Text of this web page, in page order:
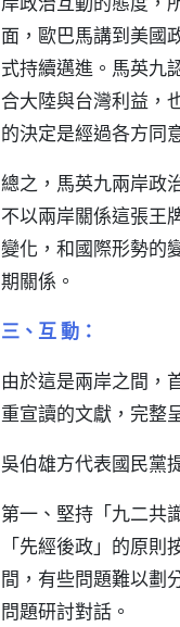
面，歐巴馬講到美國
式持續邁進。馬英九
合大陸與台灣利益，
的決定是經過各方同
總之，馬英九兩岸政
不以兩岸關係這張王
變化，和國際形勢的
期關係。
三、互 動：
由於這是兩岸之間，
重宣讀的文獻，完整
吳伯雄方代表國民黨
第一、堅持「九二共
「先經後政」的原
間，有些問題難以劃
問題研討對話。